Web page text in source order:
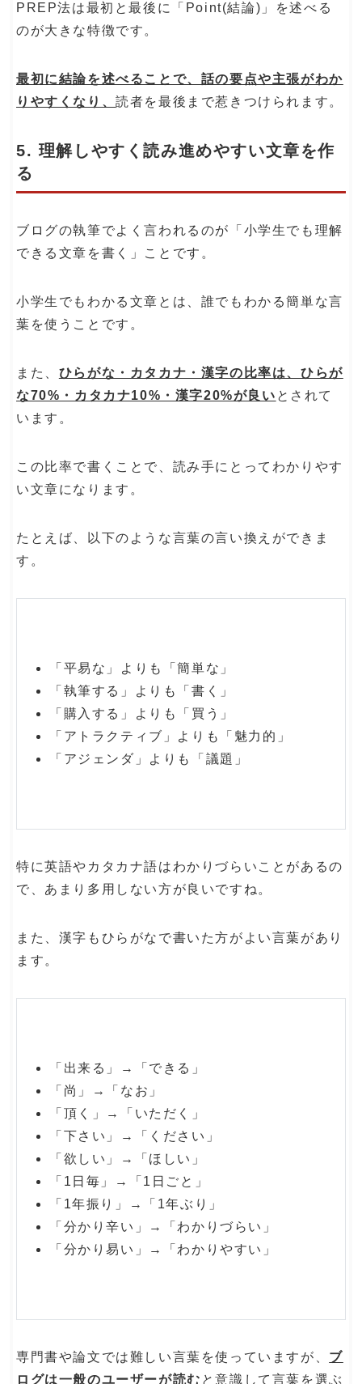
PREP法は最初と最後に「Point(結論)」を述べる
のが大きな特徴です。
最初に結論を述べることで、話の要点や主張がわか
りやすくなり、読者を最後まで惹きつけられます。
5. 理解しやすく読み進めやすい文章を作
る
ブログの執筆でよく言われるのが「小学生でも理解
できる文章を書く」ことです。
小学生でもわかる文章とは、誰でもわかる簡単な言
葉を使うことです。
また、 ひらがな・カタカナ・漢字の比率は、ひらが
な70%・カタカナ10%・漢字20%が良い とされて
います。
この比率で書くことで、読み手にとってわかりやす
い文章になります。
たとえば、以下のような言葉の言い換えができま
す。
「平易な」よりも「簡単な」
「執筆する」よりも「書く」
「購入する」よりも「買う」
「アトラクティブ」よりも「魅力的」
「アジェンダ」よりも「議題」
特に英語やカタカナ語はわかりづらいことがあるの
で、あまり多用しない方が良いですね。
また、漢字もひらがなで書いた方がよい言葉があり
ます。
「出来る」→「できる」
「尚」→「なお」
「頂く」→「いただく」
「下さい」→「ください」
「欲しい」→「ほしい」
「1日毎」→「1日ごと」
「1年振り」→「1年ぶり」
「分かり辛い」→「わかりづらい」
「分かり易い」→「わかりやすい」
専門書や論文では難しい言葉を使っていますが、 ブ
ログは一般のユーザーが読む と意識して言葉を選ぶ